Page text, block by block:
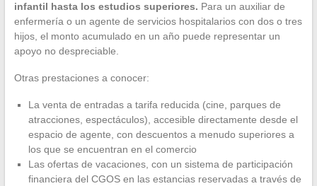
infantil hasta los estudios superiores. Para un auxiliar de
enfermería o un agente de servicios hospitalarios con dos o tres
hijos, el monto acumulado en un año puede representar un
apoyo no despreciable.
Otras prestaciones a conocer:
La venta de entradas a tarifa reducida (cine, parques de
atracciones, espectáculos), accesible directamente desde el
espacio de agente, con descuentos a menudo superiores a
los que se encuentran en el comercio
Las ofertas de vacaciones, con un sistema de participación
financiera del CGOS en las estancias reservadas a través de